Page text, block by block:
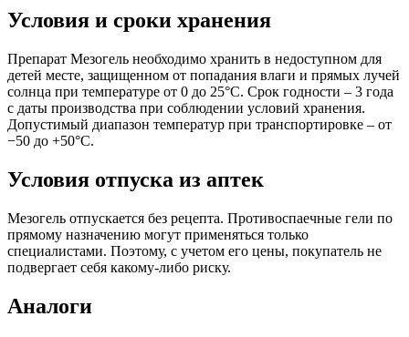
Условия и сроки хранения
Препарат Мезогель необходимо хранить в недоступном для
детей месте, защищенном от попадания влаги и прямых лучей
солнца при температуре от 0 до 25°С. Срок годности – 3 года
с даты производства при соблюдении условий хранения.
Допустимый диапазон температур при транспортировке – от
−50 до +50°С.
Условия отпуска из аптек
Мезогель отпускается без рецепта. Противоспаечные гели по
прямому назначению могут применяться только
специалистами. Поэтому, с учетом его цены, покупатель не
подвергает себя какому-либо риску.
Аналоги